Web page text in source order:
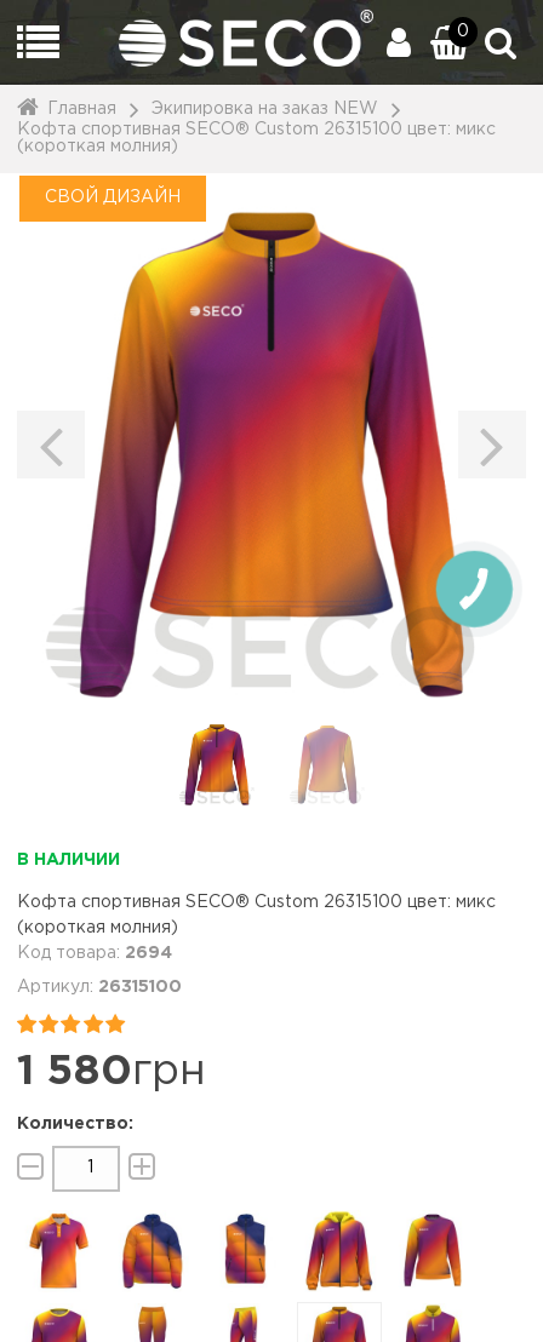
0
Главная
Экипировка на заказ NEW
Кофта спортивная SECO® Custom 26315100 цвет: микс
(короткая молния)
СВОЙ ДИЗАЙН
В НАЛИЧИИ
Кофта спортивная SECO® Custom 26315100 цвет: микс
(короткая молния)
2694
26315100


1 580грн